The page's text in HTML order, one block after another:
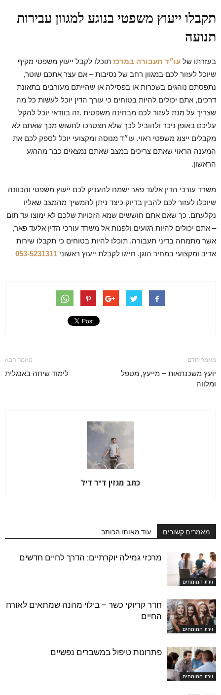
תקבלו ייעוץ משפטי בנוגע למגוון עבירות
תנועה
בעזרתו של עו״ד תעבורה במרכז תוכלו לקבל ייעוץ משפטי מקיף
שיוכל לעזור לכם במגוון רחב של נסיבות – אם עצר אתכם שוטר,
נתפסתם נוהגים בשכרות או בפסילה או שהייתם מעורבים בתאונת
דרכים, אתם יכולים להיות בטוחים כי עורך הדין יוכל לעשות כל מה
שצריך על מנת לעזור לכם מבחינה משפטית .זה בוודאי יוכל להקל
עליכם באופן ניכר ולהוביל לכך שלא תצטרכו לחשוש מכך שאתם לא
מקבלים ייצוג משפטי ראוי. עו״ד מנוסה ומקצועי יוכל לספק לכם את
המענה הראוי שאתם צריכים במצב שאתם נמצאים כבר מהרגע
הראשון.
משרד עורכי הדין אלעד פאר ישמח להעניק לכם ייעוץ משפטי והכוונה
שיוכלו לעזור לכם להבין בדיוק כיצד ניתן להמשיך מהמצב שאליו
נקלעתם. כך שאם אתם חוששים שמא הזכויות שלכם לא ימוצו עד תום
– אתם יכולים להיות רגועים ולפנות אל משרד עורכי הדין אלעד פאר,
אשר מתמחה בדיני תעבורה. תוכלו להיות בטוחים כי תקבלו שירות
אדיב ומקצועי במחיר הוגן. חייגו לקבלת ייעוץ ראשוני 053-5231311
מאמר קודם
יועץ משכנתאות – מייעץ, מטפל
ומלווה
מאמר הבא
לימוד שיחה באנגלית
כתב מגזין ד"ר דיל
מאמרים קשורים עוד מאותו הכותב
זירת המומחים
מרכזי גמילה יוקרתיים: הדרך לחיים חדשים
זירת המומחים
חדר קריוקי כשר – בילוי מהנה שמתאים לאורח
החיים
זירת המומחים
פתרונות טיפול במשברים נפשיים